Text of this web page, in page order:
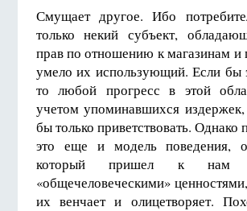
Смущает другое. Ибо
только некий субъект,
прав по отношению к магазинам и
умело их использующий. Если бы
то любой прогресс в этой
учетом упоминавшихся
бы только приветствовать. Однако
это еще и модель поведения,
который пришел к нам
«общечеловеческими»
их венчает и олицетворяет.